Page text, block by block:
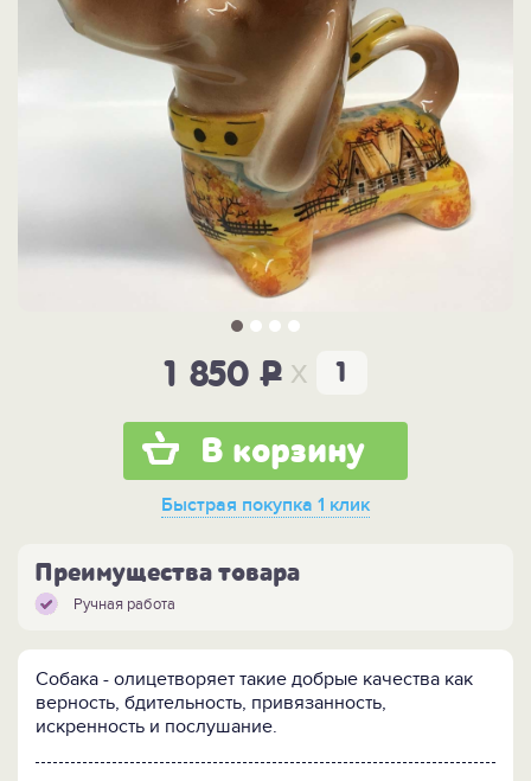
1 850P x
В корзину
Быстрая покупка 1 клик
Преимущества товара
Ручная работа
Собака - олицетворяет такие добрые качества как
верность, бдительность, привязанность,
искренность и послушание.